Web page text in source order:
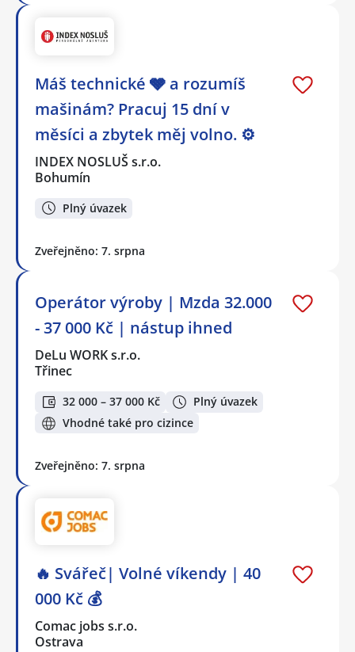
Máš technické 🩶 a rozumíš
mašinám? Pracuj 15 dní v
měsíci a zbytek měj volno. ⚙
INDEX NOSLUŠ s.r.o.
Bohumín
Plný úvazek
Zveřejněno: 7. srpna
Operátor výroby | Mzda 32.000
- 37 000 Kč | nástup ihned
DeLu WORK s.r.o.
Třinec
32 000 – 37 000 Kč
Plný úvazek
Vhodné také pro cizince
Zveřejněno: 7. srpna
🔥 Svářeč| Volné víkendy | 40
000 Kč 💰
Comac jobs s.r.o.
Ostrava